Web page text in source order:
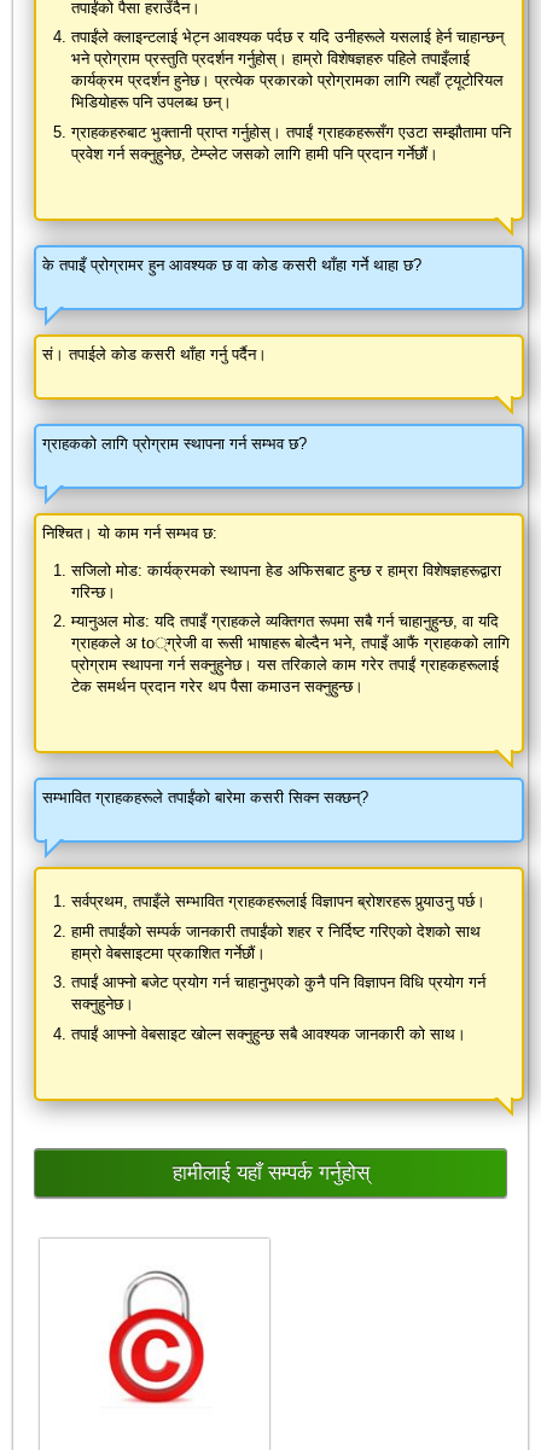
तपाईंको पैसा हराउँदैन।
तपाईंले क्लाइन्टलाई भेट्न आवश्यक पर्दछ र यदि उनीहरूले यसलाई हेर्न चाहान्छन्
भने प्रोग्राम प्रस्तुति प्रदर्शन गर्नुहोस्। हाम्रो विशेषज्ञहरु पहिले तपाइँलाई
कार्यक्रम प्रदर्शन हुनेछ। प्रत्येक प्रकारको प्रोग्रामका लागि त्यहाँ ट्यूटोरियल
भिडियोहरू पनि उपलब्ध छन्।
ग्राहकहरुबाट भुक्तानी प्राप्त गर्नुहोस्। तपाईं ग्राहकहरूसँग एउटा सम्झौतामा पनि
प्रवेश गर्न सक्नुहुनेछ, टेम्प्लेट जसको लागि हामी पनि प्रदान गर्नेछौं।
के तपाइँ प्रोग्रामर हुन आवश्यक छ वा कोड कसरी थाँहा गर्ने थाहा छ?
सं। तपाईले कोड कसरी थाँहा गर्नु पर्दैन।
ग्राहकको लागि प्रोग्राम स्थापना गर्न सम्भव छ?
निश्चित। यो काम गर्न सम्भव छ:
सजिलो मोड: कार्यक्रमको स्थापना हेड अफिसबाट हुन्छ र हाम्रा विशेषज्ञहरूद्वारा
गरिन्छ।
म्यानुअल मोड: यदि तपाइँ ग्राहकले व्यक्तिगत रूपमा सबै गर्न चाहानुहुन्छ, वा यदि
ग्राहकले अ to्ग्रेजी वा रूसी भाषाहरू बोल्दैन भने, तपाइँ आफैं ग्राहकको लागि
प्रोग्राम स्थापना गर्न सक्नुहुनेछ। यस तरिकाले काम गरेर तपाईं ग्राहकहरूलाई
टेक समर्थन प्रदान गरेर थप पैसा कमाउन सक्नुहुन्छ।
सम्भावित ग्राहकहरूले तपाईंको बारेमा कसरी सिक्न सक्छन्?
सर्वप्रथम, तपाइँले सम्भावित ग्राहकहरूलाई विज्ञापन ब्रोशरहरू पुर्‍याउनु पर्छ।
हामी तपाईंको सम्पर्क जानकारी तपाईंको शहर र निर्दिष्ट गरिएको देशको साथ
हाम्रो वेबसाइटमा प्रकाशित गर्नेछौं।
तपाईं आफ्नो बजेट प्रयोग गर्न चाहानुभएको कुनै पनि विज्ञापन विधि प्रयोग गर्न
सक्नुहुनेछ।
तपाईं आफ्नो वेबसाइट खोल्न सक्नुहुन्छ सबै आवश्यक जानकारी को साथ।
हामीलाई यहाँ सम्पर्क गर्नुहोस्